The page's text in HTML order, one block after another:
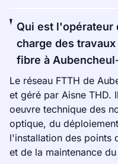
Qui est l'opérateur
charge des
fibre à
Le réseau FTTH de
et géré par Aisne THD.
oeuvre technique des
optique, du
l'installation des points
et de la maintenance